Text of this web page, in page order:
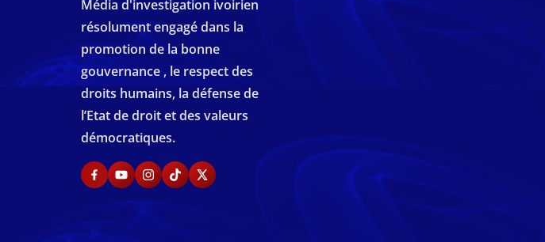
Média d'investigation ivoirien
résolument engagé dans la
promotion de la bonne
gouvernance , le respect des
droits humains, la défense de
l’Etat de droit et des valeurs
démocratiques.